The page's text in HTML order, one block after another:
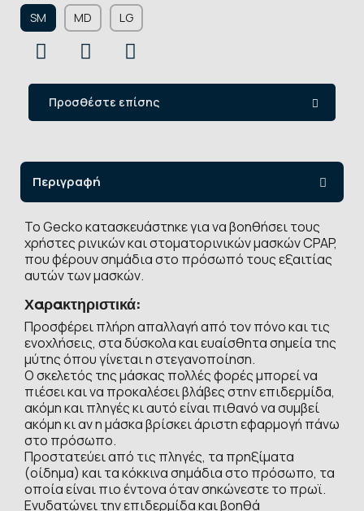
SM
MD LG
Προσθέστε επίσης
Περιγραφή
Το Gecko κατασκευάστηκε για να βοηθήσει τους
χρήστες ρινικών και στοματορινικών μασκών CPAP,
που φέρουν σημάδια στο πρόσωπό τους εξαιτίας
αυτών των μασκών.
Χαρακτηριστικά:
Προσφέρει πλήρη απαλλαγή από τον πόνο και τις
ενοχλήσεις, στα δύσκολα και ευαίσθητα σημεία της
μύτης όπου γίνεται η στεγανοποίηση.
Ο σκελετός της μάσκας πολλές φορές μπορεί να
πιέσει και να προκαλέσει βλάβες στην επιδερμίδα,
ακόμη και πληγές κι αυτό είναι πιθανό να συμβεί
ακόμη κι αν η μάσκα βρίσκει άριστη εφαρμογή πάνω
στο πρόσωπο.
Προστατεύει από τις πληγές, τα πρηξίματα
(οίδημα) και τα κόκκινα σημάδια στο πρόσωπο, τα
οποία είναι πιο έντονα όταν σηκώνεστε το πρωϊ.
Ενυδατώνει την επιδερμίδα και βοηθά